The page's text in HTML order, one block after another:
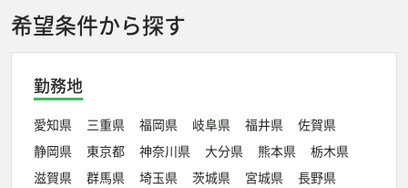
希望条件から探す
勤務地
愛知県 三重県 福岡県 岐阜県 福井県
佐賀県
静岡県
東京都 神奈川県 大分県 熊本県
栃木県
滋賀県
群馬県 埼玉県 茨城県 宮城県
長野県